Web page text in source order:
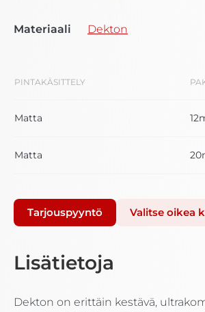
Materiaali Dekton
PINTAKÄSITTELY
Matta
Matta
Tarjouspyyntö Valitse oikea
Lisätietoja
Dekton on erittäin kestävä,